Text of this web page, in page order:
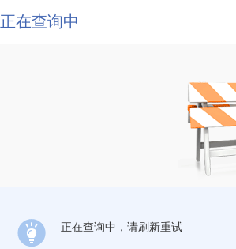
正在查询中
正在查询中，请刷新重试